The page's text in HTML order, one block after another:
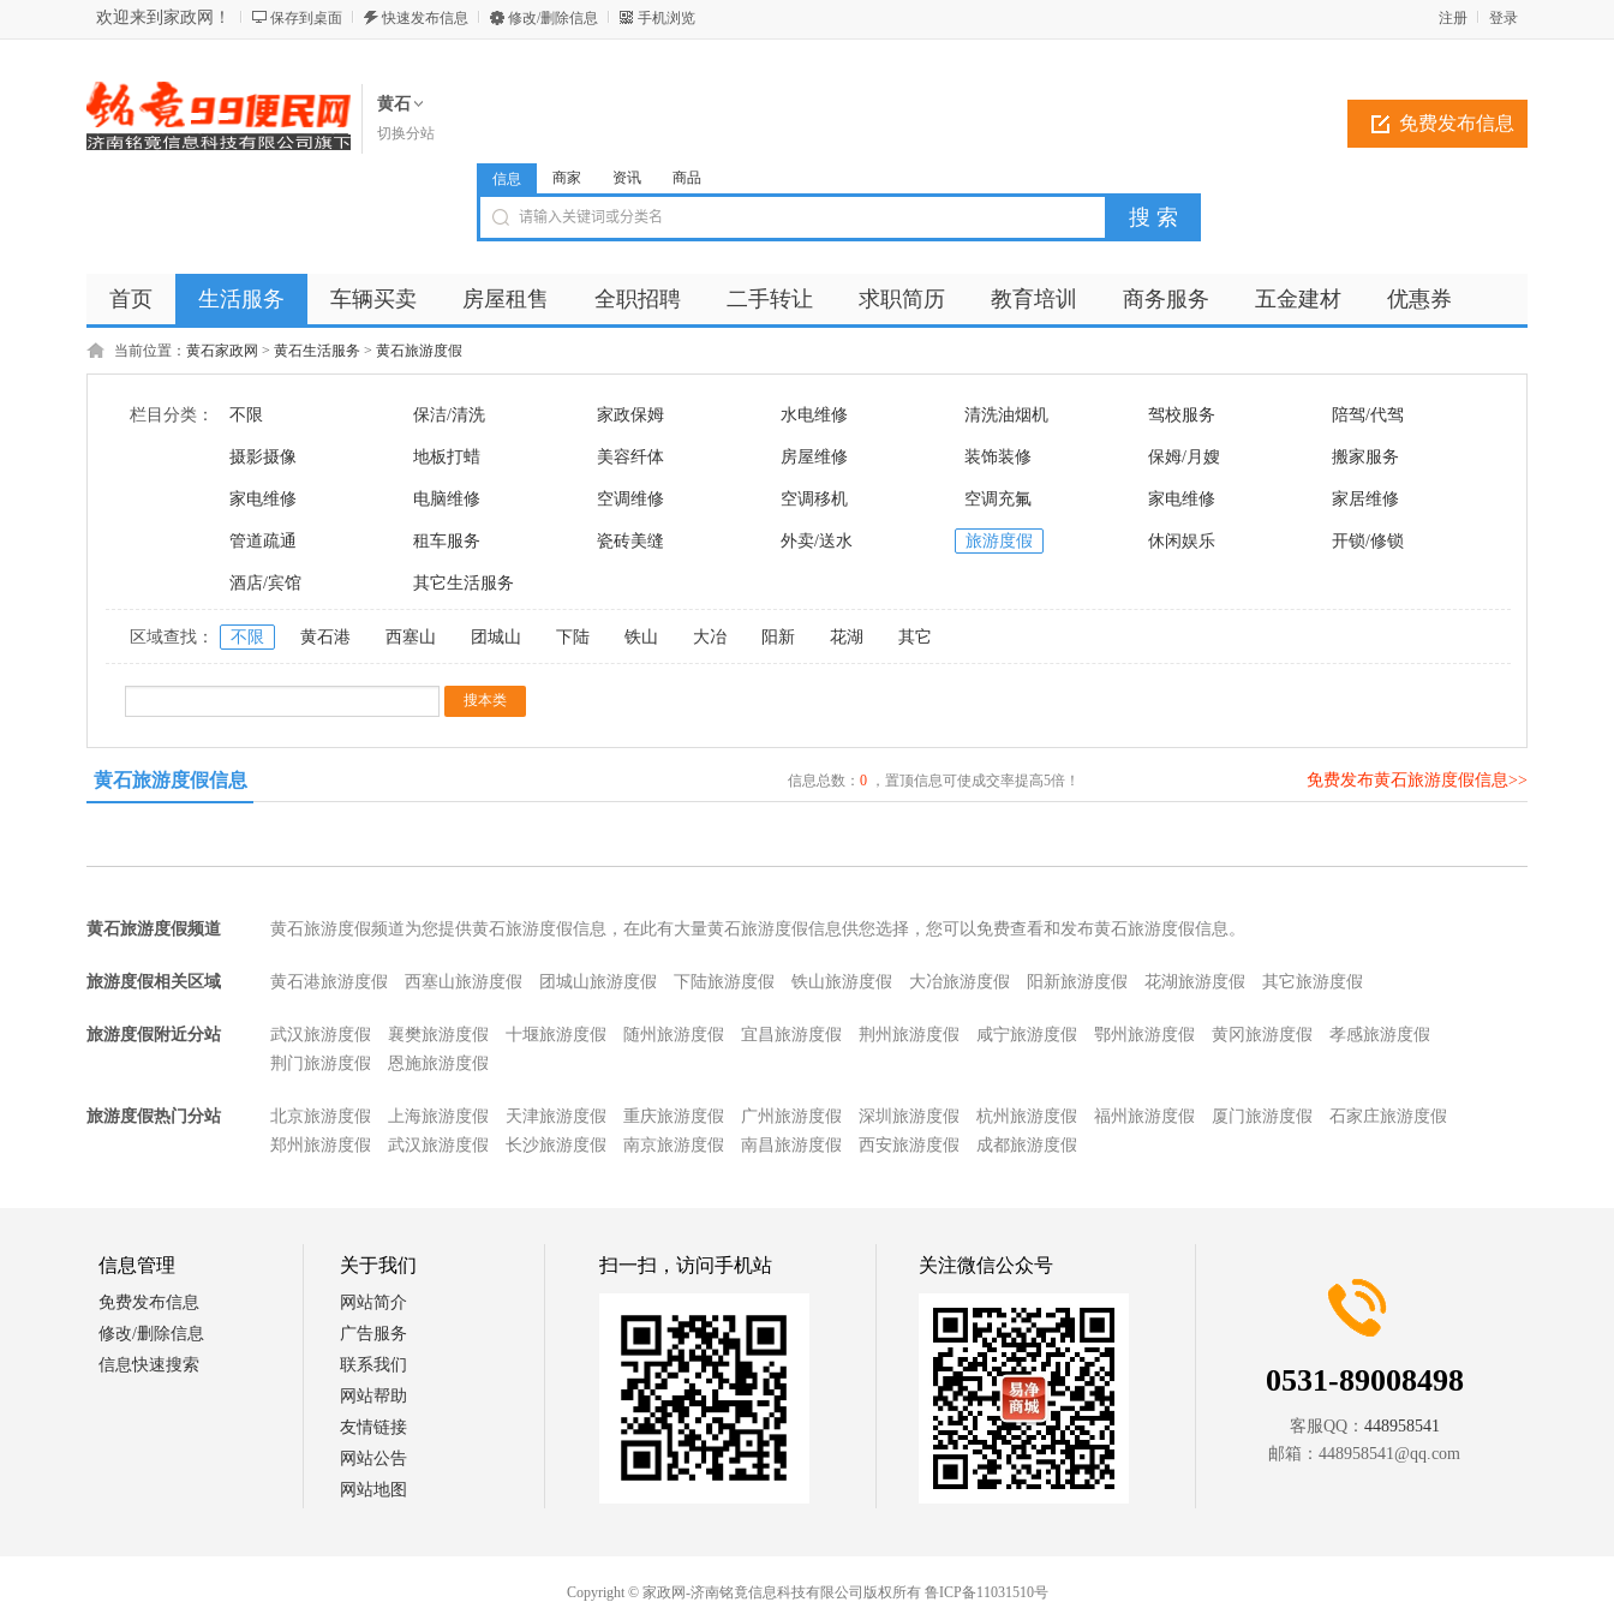
欢迎来到家政网！ 保存到桌面 快速发布信息 修改/删除信息 手机浏览 登录
注册
黄石
切换分站 免费发布信息
信息 商家 资讯 商品
首页 生活服务 车辆买卖 房屋租售 全职招聘 二手转让 求职简历 教育培训 商务服务 五金建材 优惠券
商品 店铺
当前位置： 黄石家政网 > 黄石生活服务 > 黄石旅游度假
栏目分类： 不限 保洁/清洗 家政保姆 水电维修 清洗油烟机 驾校服务 陪驾/代驾
摄影摄像 地板打蜡 美容纤体 房屋维修 装饰装修 保姆/月嫂 搬家服务
家电维修 电脑维修 空调维修 空调移机 空调充氟 家电维修 家居维修
管道疏通 租车服务 瓷砖美缝 外卖/送水 旅游度假 休闲娱乐 开锁/修锁
酒店/宾馆 其它生活服务
区域查找： 不限 黄石港 西塞山 团城山 下陆 铁山 大冶 阳新 花湖 其它
黄石旅游度假信息 信息总数： 0，置顶信息可使成交率提高5倍！ 免费发布黄石旅游度假信息>>
黄石旅游度假频道 黄石旅游度假频道为您提供黄石旅游度假信息，在此有大量黄石旅游度假信息供您选择，您可以免费查看和发布黄石旅游度假信息。
旅游度假相关区域 黄石港旅游度假 西塞山旅游度假 团城山旅游度假 下陆旅游度假 铁山旅游度假 大冶旅游度假 阳新旅游度假 花湖旅游度假 其它旅游度假
旅游度假附近分站 武汉旅游度假 襄樊旅游度假 十堰旅游度假 随州旅游度假 宜昌旅游度假 荆州旅游度假 咸宁旅游度假 鄂州旅游度假 黄冈旅游度假
孝感旅游度假
荆门旅游度假
恩施旅游度假
旅游度假热门分站 北京旅游度假 上海旅游度假 天津旅游度假 重庆旅游度假 广州旅游度假 深圳旅游度假 杭州旅游度假 福州旅游度假 厦门旅游度假
石家庄旅游度假
郑州旅游度假
武汉旅游度假 长沙旅游度假 南京旅游度假 南昌旅游度假 西安旅游度假 成都旅游度假
信息管理
免费发布信息
修改/删除信息
信息快速搜索
关于我们
网站简介
广告服务
联系我们
网站帮助
友情链接
网站公告
网站地图
扫一扫，访问手机站 关注微信公众号
0531-89008498
客服QQ： 448958541
邮箱： 448958541@qq.com
Copyright © 家政网-济南铭竟信息科技有限公司版权所有 鲁ICP备11031510号